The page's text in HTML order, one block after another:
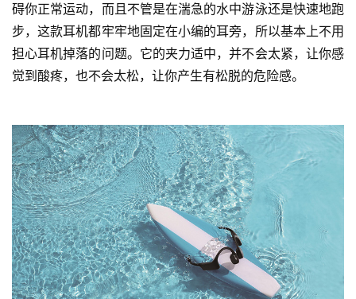
碍你正常运动，而且不管是在湍急的水中游泳还是快速地跑
步，这款耳机都牢牢地固定在小编的耳旁，所以基本上不用
担心耳机掉落的问题。它的夹力适中，并不会太紧，让你感
觉到酸疼，也不会太松，让你产生有松脱的危险感。